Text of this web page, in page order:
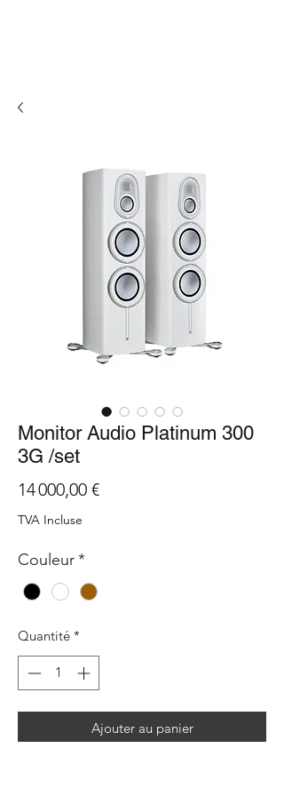
Monitor Audio Platinum 300
3G /set
14 000,00 €Prix
TVA Incluse
Couleur*
Quantité *
Ajouter au panier